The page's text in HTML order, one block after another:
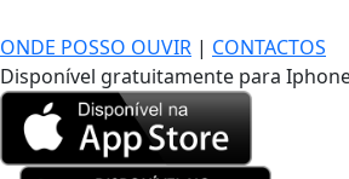
ONDE POSSO OUVIR | CONTACTOS
Disponível gratuitamente para